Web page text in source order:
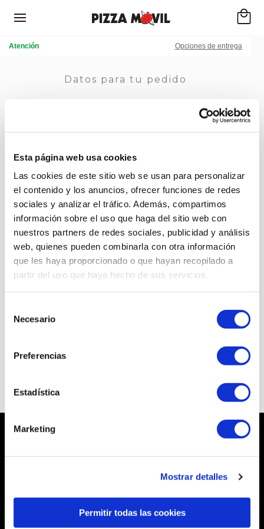
Esta página web usa cookies
Las cookies de este sitio web se usan para personalizar
el contenido y los anuncios, ofrecer funciones de redes
sociales y analizar el tráfico. Además, compartimos
información sobre el uso que haga del sitio web con
nuestros partners de redes sociales, publicidad y análisis
web, quienes pueden combinarla con otra información
que les haya proporcionado o que hayan recopilado a
partir del uso que haya hecho de sus servicios.
Necesario
Preferencias
Estadística
Marketing
Mostrar detalles
Permitir todas las cookies
Atención Opciones de entrega
Datos para tu pedido
Recoger
Localiza tu tienda
Ciudad (sin el artículo; Ej. Coruña en lugar de A
Coruña):